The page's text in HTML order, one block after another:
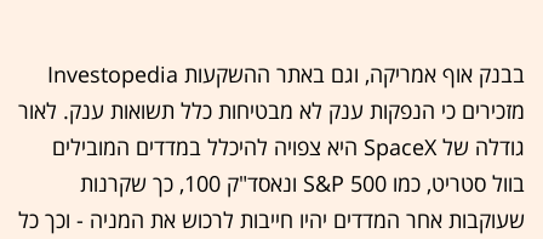
בבנק אוף אמריקה, וגם באתר ההשקעות Investopedia
מזכירים כי הנפקות ענק לא מבטיחות כלל תשואות ענק. לאור
גודלה של SpaceX היא צפויה להיכלל במדדים המובילים
בוול סטריט, כמו S&P 500 ונאסד"ק 100, כך שקרנות
שעוקבות אחר המדדים יהיו חייבות לרכוש את המניה - וכך כל